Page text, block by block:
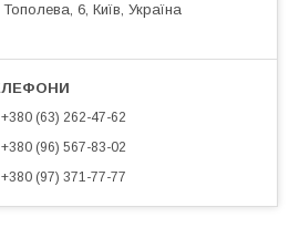
Тополева, 6, Київ, Україна
+380 (63) 262-47-62
+380 (96) 567-83-02
+380 (97) 371-77-77